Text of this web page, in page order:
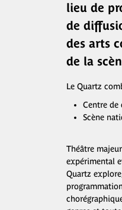
lieu de
de
des arts
de la
Le Quartz
Centre de
Scène
Théâtre
expérimental
Quartz